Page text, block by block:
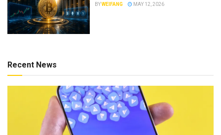
BYWEIFANG MAY 12, 2026
Recent News